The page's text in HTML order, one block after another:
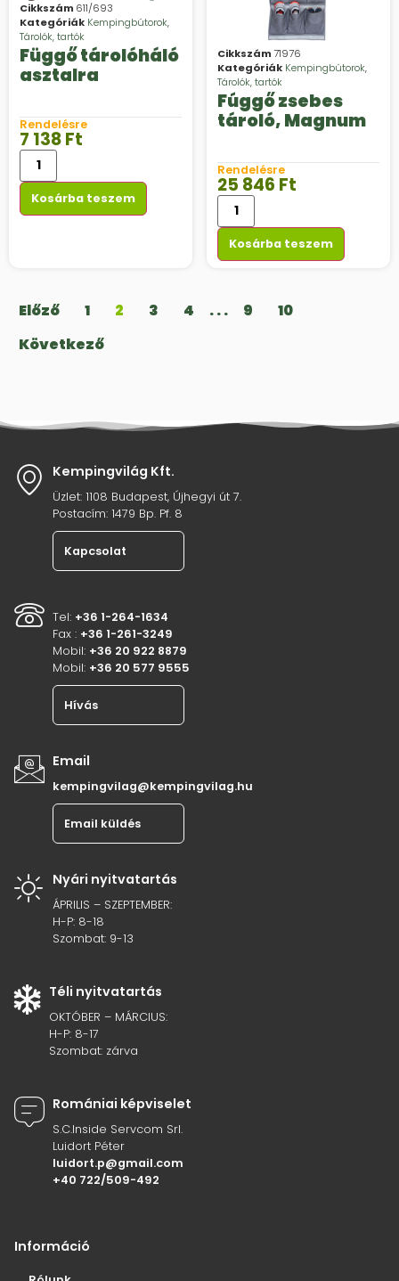
Cikkszám 611/693
Kategóriák Kempingbútorok,
Tárolók, tartók
Függő tárolóháló
asztalra
Rendelésre
7 138Ft
Kosárba teszem
Cikkszám71976
Kategóriák Kempingbútorok,
Tárolók, tartók
Fúggő zsebes
tároló, Magnum
Rendelésre
25 846 Ft
Kosárba teszem
Előző 1 2 3 4 . . . 9
10
Következő
Kempingvilág Kft.
Üzlet: 1108 Budapest, Újhegyi út 7.
Postacím: 1479 Bp. Pf. 8
Kapcsolat
Tel: +36 1-264-1634
Fax : +36 1-261-3249
Mobil: +36 20 922 8879
Mobil: +36 20 577 9555
Hívás
Email
kempingvilag@kempingvilag.hu
Email küldés
Nyári nyitvatartás
ÁPRILIS – SZEPTEMBER:
H-P: 8-18
Szombat: 9-13
Téli nyitvatartás
OKTÓBER – MÁRCIUS:
H-P: 8-17
Szombat: zárva
Romániai képviselet
S.C.Inside Servcom Srl.
Luidort Péter
luidort.p@gmail.com
+40 722/509-492
Információ